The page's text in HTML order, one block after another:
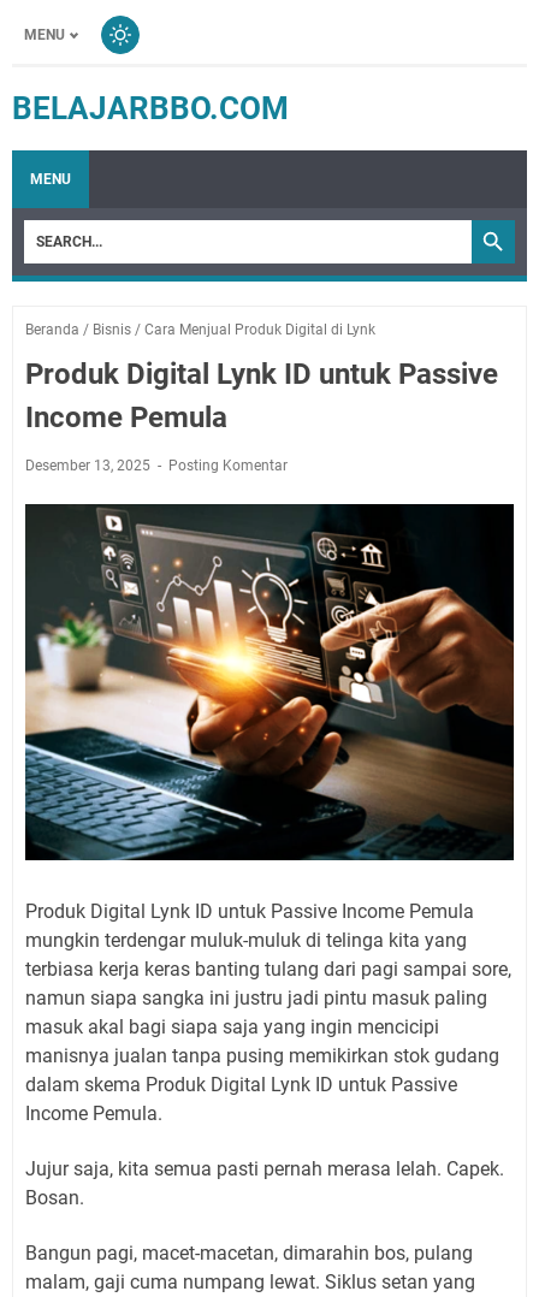
MENU
BELAJARBBO.COM
MENU
Beranda / Bisnis / Cara Menjual Produk Digital di Lynk
Produk Digital Lynk ID untuk Passive
Income Pemula
Desember 13, 2025 Posting Komentar
Produk Digital Lynk ID untuk Passive Income Pemula
mungkin terdengar muluk-muluk di telinga kita yang
terbiasa kerja keras banting tulang dari pagi sampai sore,
namun siapa sangka ini justru jadi pintu masuk paling
masuk akal bagi siapa saja yang ingin mencicipi
manisnya jualan tanpa pusing memikirkan stok gudang
dalam skema Produk Digital Lynk ID untuk Passive
Income Pemula.
Jujur saja, kita semua pasti pernah merasa lelah. Capek.
Bosan.
Bangun pagi, macet-macetan, dimarahin bos, pulang
malam, gaji cuma numpang lewat. Siklus setan yang